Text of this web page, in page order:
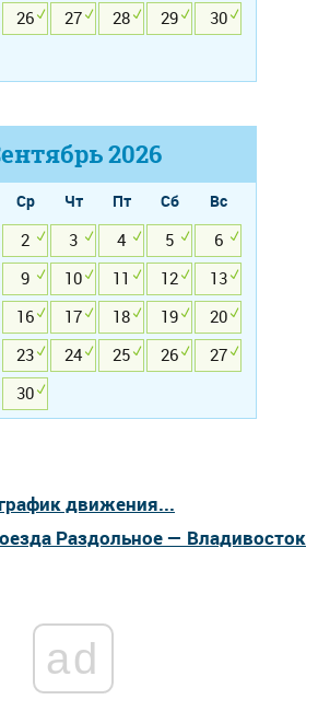
26 27 28 29
30
2026
Ср Чт Пт Сб
Вс
2 3 4 5
6
9 10 11 12
13
16 17 18 19
20
23 24 25 26
27
30
движения...
Раздольное — Владивосток
ad